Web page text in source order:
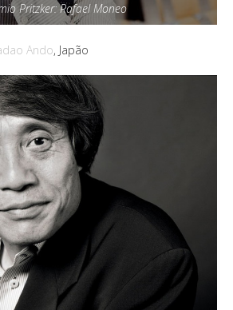
Pritzker: Rafael Moneo
Ando, Japão